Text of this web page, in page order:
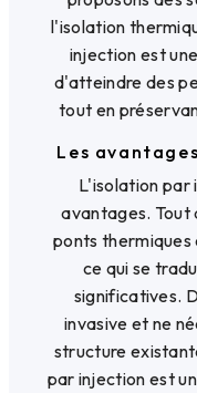
l'isolation
injection est
d'atteindre des
tout en
Les
L'isolation par
avantages. Tout
ponts thermiques
ce qui se
significatives.
invasive et ne
structure
par injection est